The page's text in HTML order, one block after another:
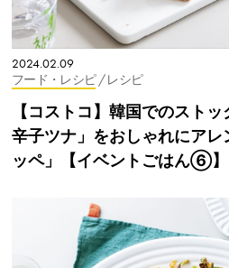
2024.02.09
フード・レシピ / レシピ
【コストコ】韓国でのスト
辛子ツナ」をおしゃれにア
ッペ」【イベントごはん⑥】